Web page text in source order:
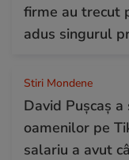
firme au trecut
adus singurul
Stiri Mondene
David Pușcaș
oamenilor pe
salariu a avut